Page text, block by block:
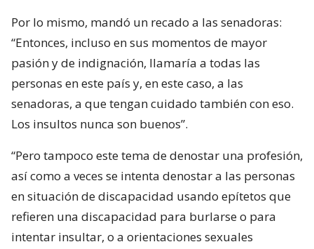
Por lo mismo, mandó un recado a las senadoras:
“Entonces, incluso en sus momentos de mayor
pasión y de indignación, llamaría a todas las
personas en este país y, en este caso, a las
senadoras, a que tengan cuidado también con eso.
Los insultos nunca son buenos”.
“Pero tampoco este tema de denostar una profesión,
así como a veces se intenta denostar a las personas
en situación de discapacidad usando epítetos que
refieren una discapacidad para burlarse o para
intentar insultar, o a orientaciones sexuales